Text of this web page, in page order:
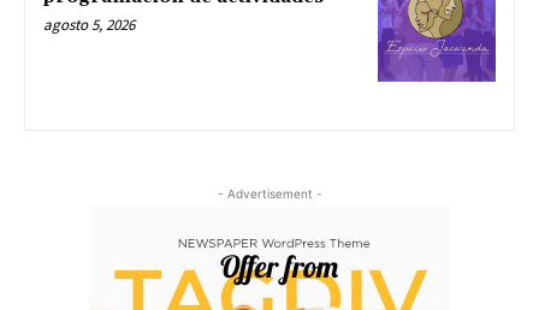
agosto 5, 2026
- Advertisement -